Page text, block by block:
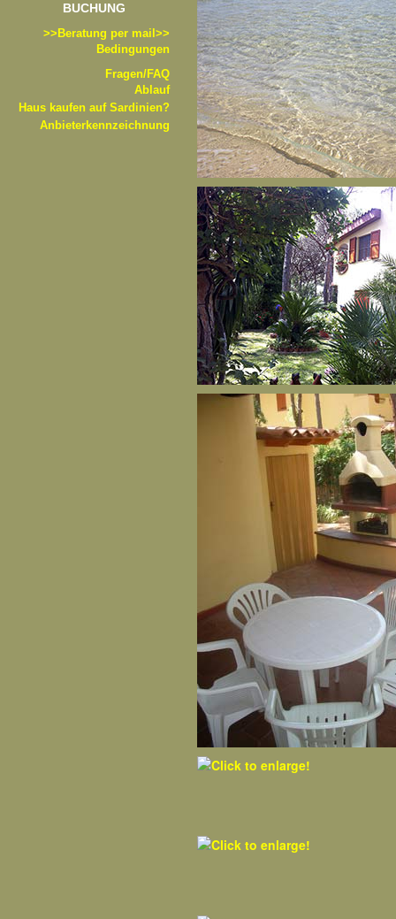
BUCHUNG
>>Beratung per mail>>
Bedingungen
Fragen/FAQ
Ablauf
Haus kaufen auf Sardinien?
Anbieterkennzeichnung